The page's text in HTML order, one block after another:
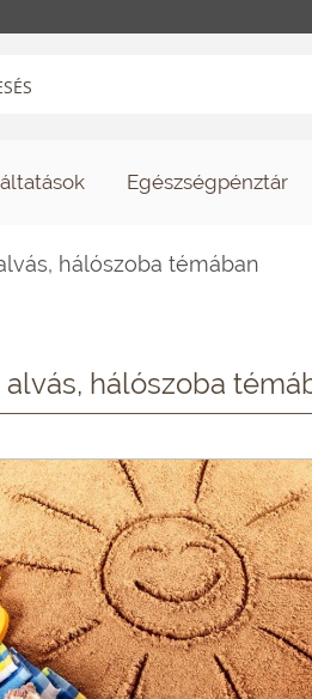
Egészségpénztár
hálószoba témában
hálószoba